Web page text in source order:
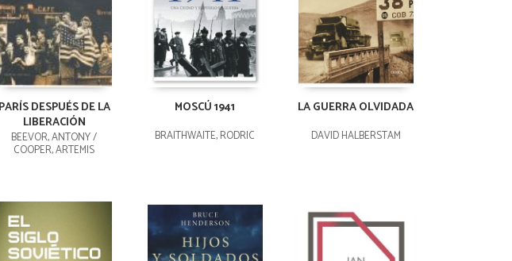
PARÍS DESPUÉS DE LA
LIBERACIÓN
BEEVOR, ANTONY /
COOPER, ARTEMIS
MOSCÚ 1941
BRAITHWAITE, RODRIC
LA GUERRA OLVIDADA
DAVID HALBERSTAM